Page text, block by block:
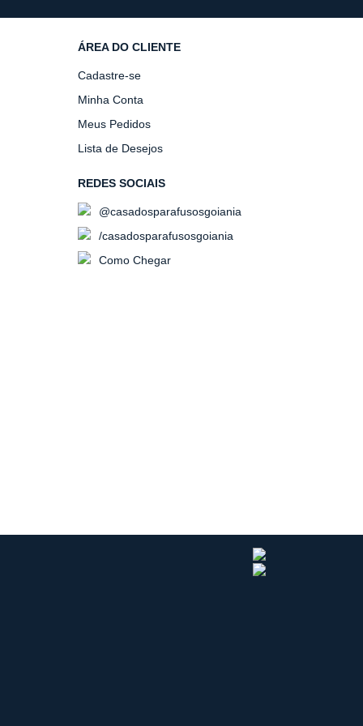
ÁREA DO CLIENTE
Cadastre-se
Minha Conta
Meus Pedidos
Lista de Desejos
REDES SOCIAIS
@casadosparafusosgoiania
/casadosparafusosgoiania
Como Chegar